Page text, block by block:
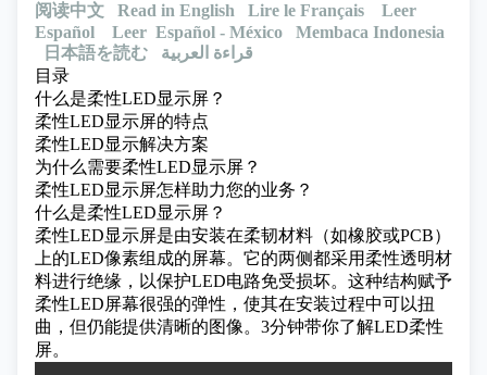
阅读中文 Read in English Lire le Français
Leer
Español
Leer Español - México
Membaca Indonesia
日本語を読む
قراءة العربية
目录
什么是柔性LED显示屏？
柔性LED显示屏的特点
柔性LED显示解决方案
为什么需要柔性LED显示屏？
柔性LED显示屏怎样助力您的业务？
什么是柔性LED显示屏？
柔性LED显示屏是由安装在柔韧材料（如橡胶或PCB）
上的LED像素组成的屏幕。它的两侧都采用柔性透明材
料进行绝缘，以保护LED电路免受损坏。这种结构赋予
柔性LED屏幕很强的弹性，使其在安装过程中可以扭
曲，但仍能提供清晰的图像。 3分钟带你了解LED柔性
屏。